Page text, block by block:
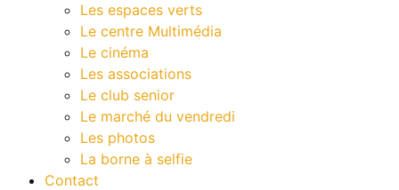
Les espaces verts
Le centre Multimédia
Le cinéma
Les associations
Le club senior
Le marché du vendredi
Les photos
La borne à selfie
Contact